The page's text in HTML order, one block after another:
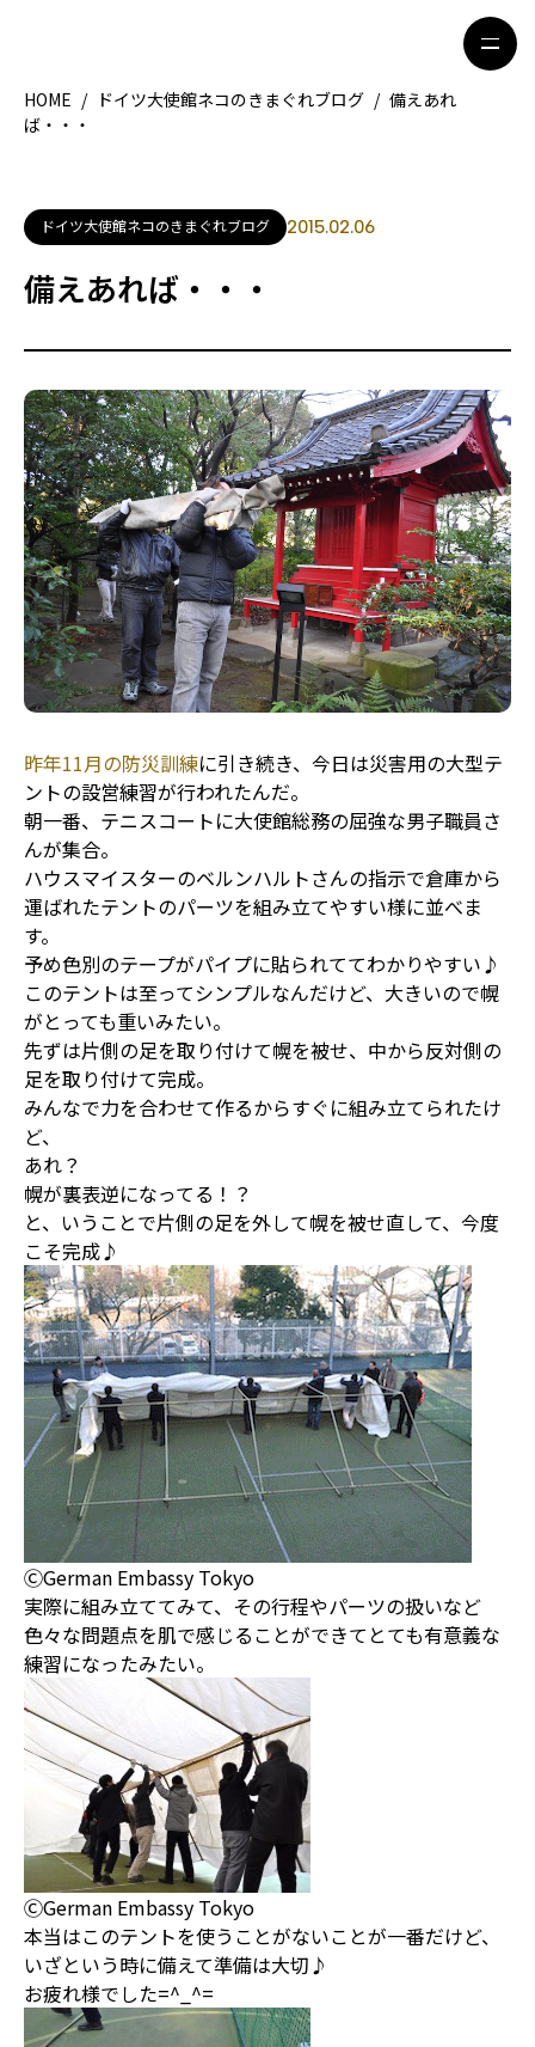
地域別ガイド
グルメ
観光ガイド
著者一覧
ライター募集
HOME / ドイツ大使館ネコのきまぐれブログ / 備えあれ
ば・・・
ドイツ大使館ネコのきまぐれブログ 2015.02.06
備えあれば・・・
昨年11月の防災訓練に引き続き、今日は災害用の大型テ
ントの設営練習が行われたんだ。
朝一番、テニスコートに大使館総務の屈強な男子職員さ
んが集合。
ハウスマイスターのベルンハルトさんの指示で倉庫から
運ばれたテントのパーツを組み立てやすい様に並べま
す。
予め色別のテープがパイプに貼られててわかりやすい♪
このテントは至ってシンプルなんだけど、大きいので幌
がとっても重いみたい。
先ずは片側の足を取り付けて幌を被せ、中から反対側の
足を取り付けて完成。
みんなで力を合わせて作るからすぐに組み立てられたけ
ど、
あれ？
幌が裏表逆になってる！？
と、いうことで片側の足を外して幌を被せ直して、今度
こそ完成♪
ⒸGerman Embassy Tokyo
実際に組み立ててみて、その行程やパーツの扱いなど
色々な問題点を肌で感じることができてとても有意義な
練習になったみたい。
ⒸGerman Embassy Tokyo
本当はこのテントを使うことがないことが一番だけど、
いざという時に備えて準備は大切♪
お疲れ様でした=^_^=